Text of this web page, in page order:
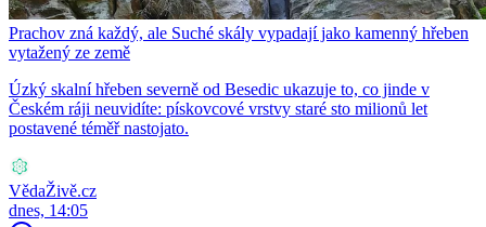
Prachov zná každý, ale Suché skály vypadají jako kamenný hřeben
vytažený ze země
Úzký skalní hřeben severně od Besedic ukazuje to, co jinde v
Českém ráji neuvidíte: pískovcové vrstvy staré sto milionů let
postavené téměř nastojato.
VědaŽivě.cz
dnes, 14:05